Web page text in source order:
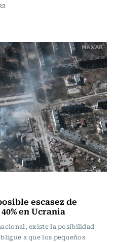
escasez de
en Ucrania
existe la posibilidad
a que los pequeños